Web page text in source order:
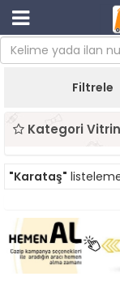
Filtrele
Kategori
"Karataş"